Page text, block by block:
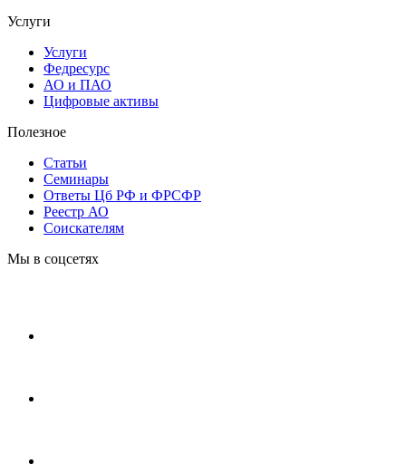
Услуги
Услуги
Федресурс
АО и ПАО
Цифровые активы
Полезное
Статьи
Cеминары
Ответы Цб РФ и ФРСФР
Реестр АО
Соискателям
Мы в соцсетях